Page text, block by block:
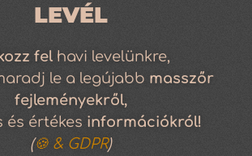
LEVÉL
fel havi levelünkre,
le a legújabb masszőr
fejleményekről,
és értékes információkról!
(🍪 & GDPR)